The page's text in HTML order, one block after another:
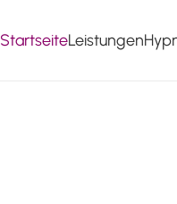
StartseiteLeistungen